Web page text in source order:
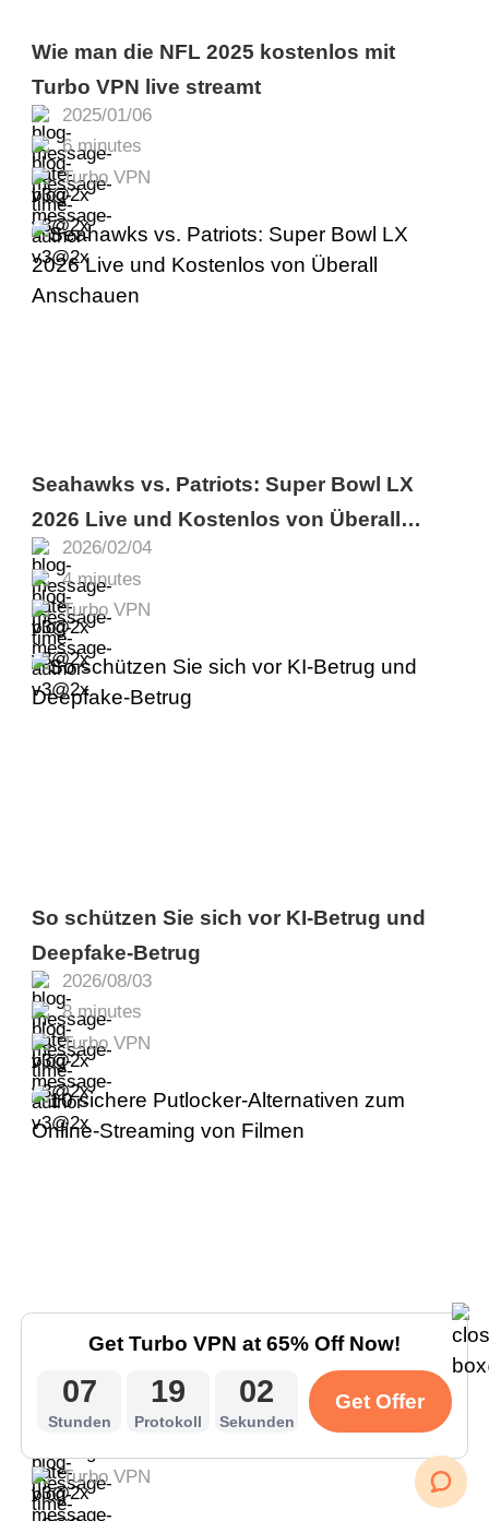
2025/01/06
6 minutes
Turbo VPN
Wie man die NFL 2025 kostenlos mit
Turbo VPN live streamt
2026/02/04
4 minutes
Turbo VPN
Seahawks vs. Patriots: Super Bowl LX
2026 Live und Kostenlos von Überall
Anschauen
2026/08/03
8 minutes
Turbo VPN
So schützen Sie sich vor KI-Betrug und
Deepfake-Betrug
2026/07/16
Turbo VPN
10 sichere Putlocker-Alternativen zum
Online-Streaming von Filmen
Get Turbo VPN at 65% Off Now!
07
Stunden
19
Protokoll
01
Sekunden
Get Offer